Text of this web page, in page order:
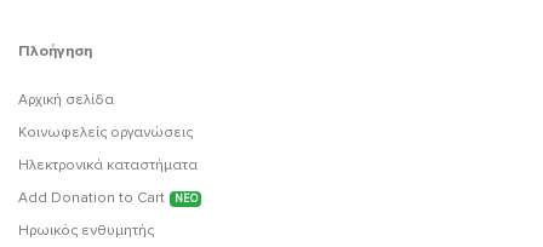
Πλοήγηση
Αρχική σελίδα
Κοινωφελείς οργανώσεις
Ηλεκτρονικά καταστήματα
Add Donation to Cart
ΝΕΟ
Ηρωικός ενθυμητής